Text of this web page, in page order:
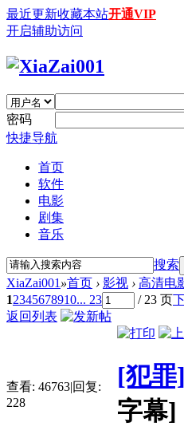
最近更新收藏本站开通VIP
开启辅助访问
密码
快捷导航
首页
软件
电影
剧集
音乐
搜索
XiaZai001 »首页 › 影视 › 高清电
12345678910... 23 / 23 页
返回列表
查看: 46763|回复:
228
[犯罪]
字幕]